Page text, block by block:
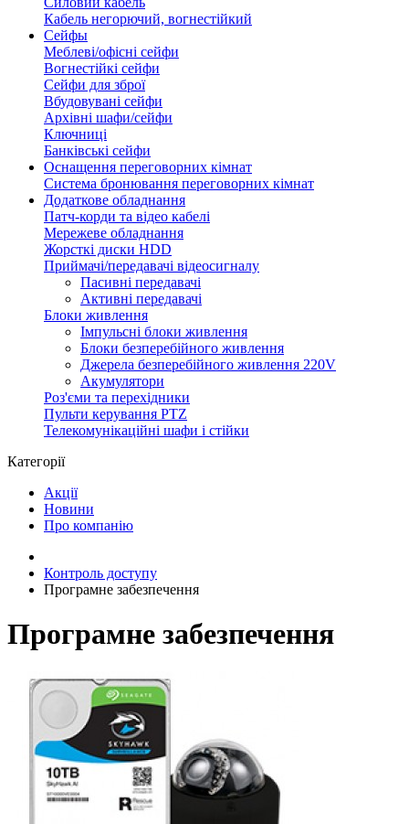
Кабель негорючий, вогнестійкий
Сейфы
Меблеві/офісні сейфи
Вогнестійкі сейфи
Сейфи для зброї
Вбудовувані сейфи
Архівні шафи/сейфи
Ключниці
Банківські сейфи
Оснащення переговорних кімнат
Система бронювання переговорних кімнат
Додаткове обладнання
Патч-корди та відео кабелі
Мережеве обладнання
Жорсткі диски HDD
Приймачі/передавачі відеосигналу
Пасивні передавачі
Активні передавачі
Блоки живлення
Імпульсні блоки живлення
Блоки безперебійного живлення
Джерела безперебійного живлення 220V
Акумулятори
Роз'єми та перехідники
Пульти керування PTZ
Телекомунікаційні шафи і стійки
Категорії
Акції
Новини
Про компанію
Контроль доступу
Програмне забезпечення
Програмне забезпечення